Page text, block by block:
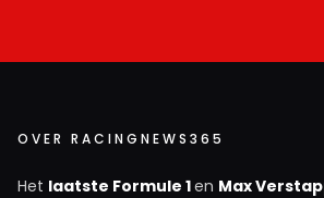
OVER RACINGNEWS365
Het laatste Formule 1en Max